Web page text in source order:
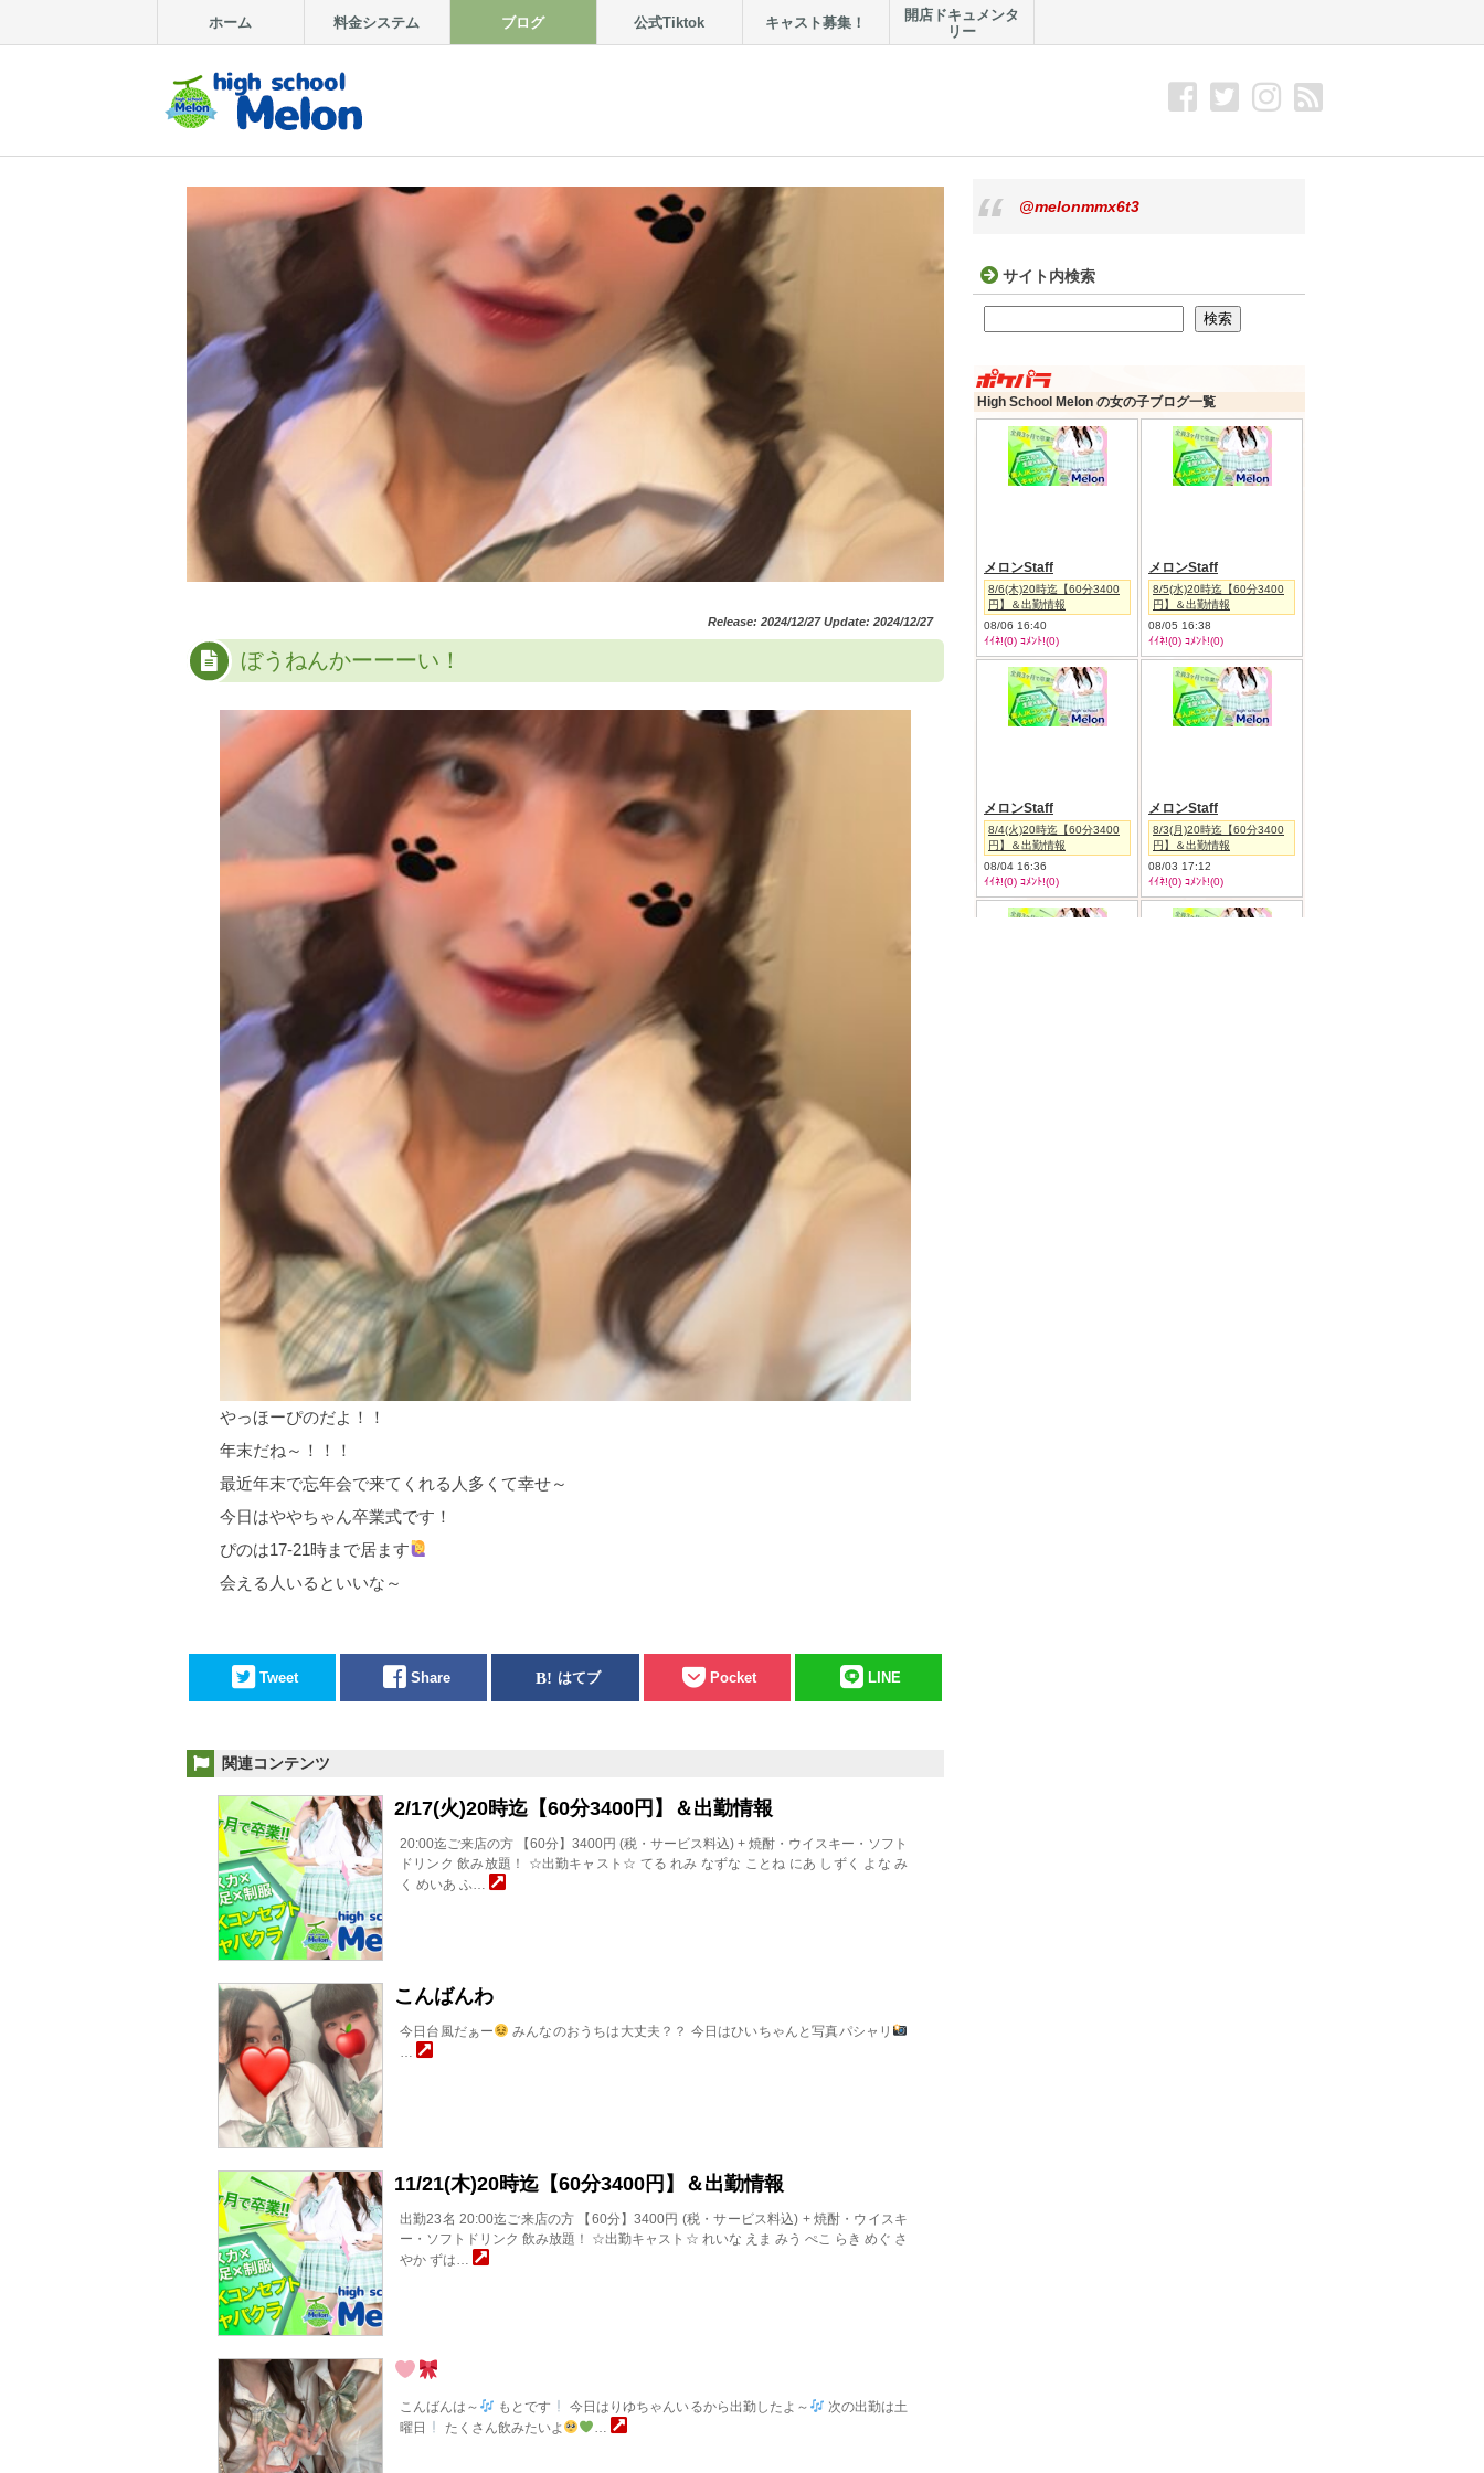
ホーム 料金システム ブログ 公式Tiktok キャスト募集！
開店ドキュメンタ
リー
Release: 2024/12/27 Update: 2024/12/27
ぼうねんかーーーい！
やっほーぴのだよ！！
年末だね～！！！
最近年末で忘年会で来てくれる人多くて幸せ～
今日はややちゃん卒業式です！
ぴのは17-21時まで居ます
会える人いるといいな～
Tweet Share はてブ Pocket LINE
関連コンテンツ
2/17(火)20時迄【60分3400円】＆出勤情報
20:00迄ご来店の方 【60分】3400円 (税・サービス料込) + 焼酎・ウイスキー・ソフト
ドリンク 飲み放題！ ☆出勤キャスト☆ てる れみ なずな ことね にあ しずく よな み
く めいあ ふ…
こんばんわ
今日台風だぁー
みんなのおうちは大丈夫？？ 今日はひいちゃんと写真パシャリ
11/21(木)20時迄【60分3400円】＆出勤情報
出勤23名 20:00迄ご来店の方 【60分】3400円 (税・サービス料込) + 焼酎・ウイスキ
ー・ソフトドリンク 飲み放題！ ☆出勤キャスト☆ れいな えま みう ぺこ らき めぐ さ
やか ずは…
こんばんは～ もとです 今日はりゆちゃんいるから出勤したよ～
次の出勤は土
曜日
たくさん飲みたいよ
@melonmmx6t3
サイト内検索
検索